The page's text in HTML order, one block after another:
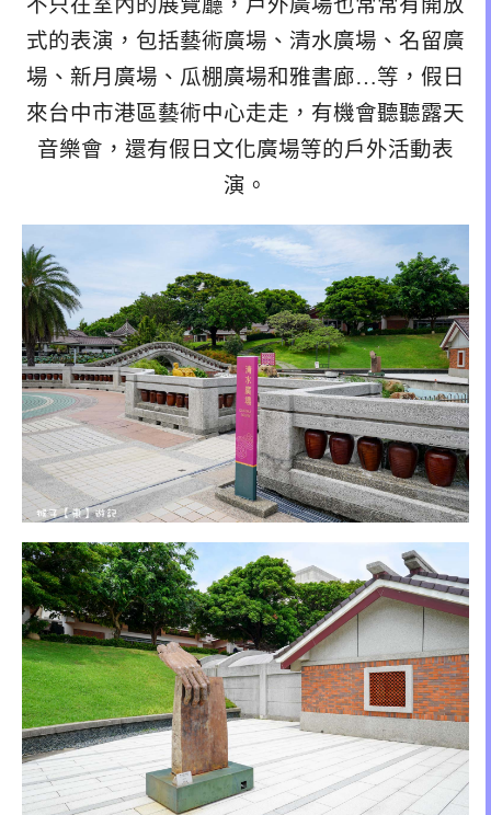
不只在室內的展覽廳，戶外廣場也常常有開放
式的表演，包括藝術廣場、清水廣場、名留廣
場、新月廣場、瓜棚廣場和雅書廊…等，假日
來台中市港區藝術中心走走，有機會聽聽露天
音樂會，還有假日文化廣場等的戶外活動表
演。